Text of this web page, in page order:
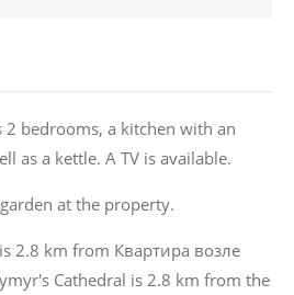
bedrooms, a kitchen with an
as a kettle. A TV is available.
at the property.
2.8 km from Квартира возле
Cathedral is 2.8 km from the